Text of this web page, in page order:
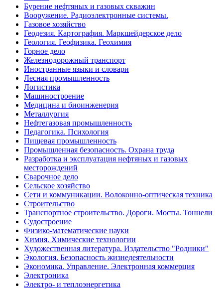
Бурение нефтяных и газовых скважин
Вооружение. Радиоэлектронные системы.
Газовое хозяйство
Геодезия. Картография. Маркшейдерское дело
Геология. Геофизика. Геохимия
Горное дело
Железнодорожный транспорт
Иностранные языки и словари
Лесная промышленность
Логистика
Машиностроение
Медицина и биоинженерия
Металлургия
Нефтегазовая промышленность
Педагогика. Психология
Пищевая промышленность
Промышленная безопасность. Охрана труда
Разработка и эксплуатация нефтяных и газовых
месторождений
Сварочное дело
Сельское хозяйство
Сети и коммуникации. Волоконно-оптическая техника
Строительство
Транспортное строительство. Дороги. Мосты. Тоннели
Судостроение
Физико-математические науки
Химия. Химические технологии
Художественная литература. Издательство "Родники"
Экология. Безопасность жизнедеятельности
Экономика. Управление. Электронная коммерция
Электроника
Электро- и теплоэнергетика